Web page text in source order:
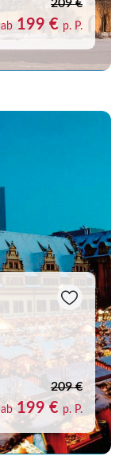
209 €
ab199 € p. P.
209 €
ab199 € p. P.